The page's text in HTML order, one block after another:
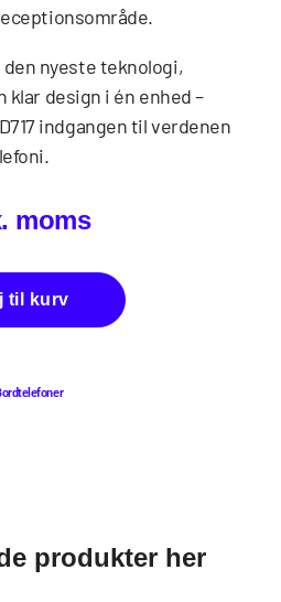
den nyeste teknologi,
design i én enhed –
indgangen til verdenen
moms
til kurv
produkter her